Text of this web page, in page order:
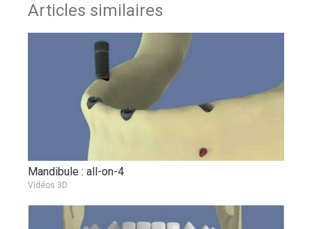
Articles similaires
Mandibule : all-on-4
Vidéos 3D